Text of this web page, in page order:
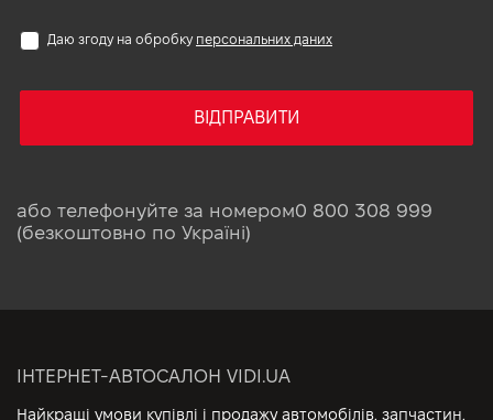
Даю згоду на обробку персональних даних
ВІДПРАВИТИ
або телефонуйте за номером0 800 308 999
(безкоштовно по Україні)
ІНТЕРНЕТ-АВТОСАЛОН VIDI.UA
Найкращі умови купівлі і продажу автомобілів, запчастин,